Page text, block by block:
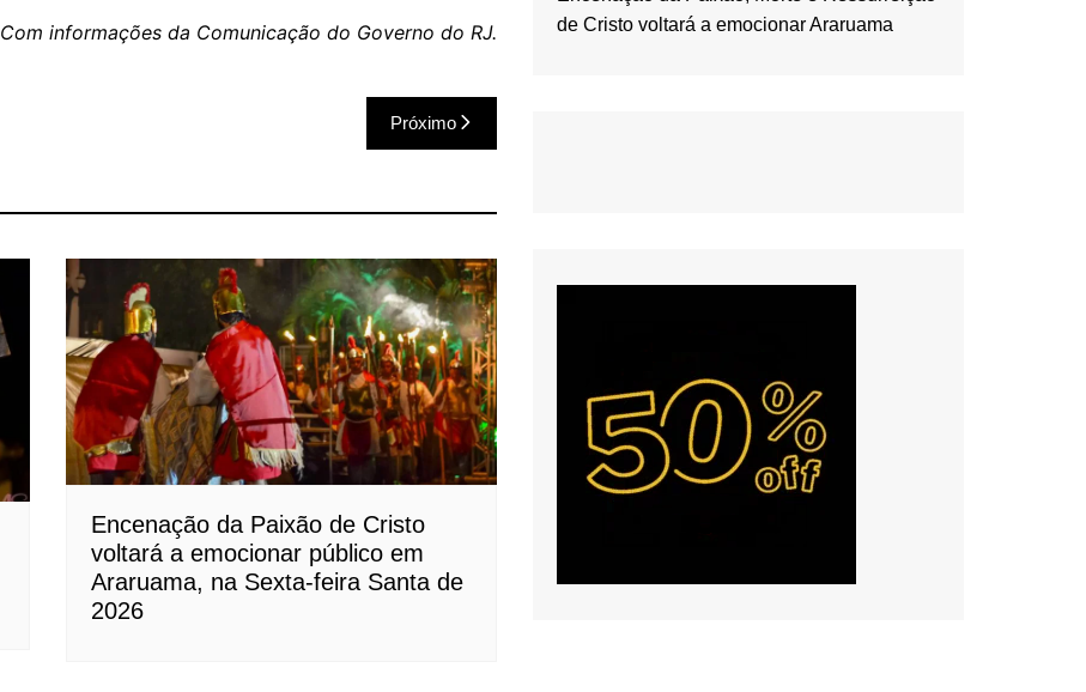
Com informações da Comunicação do Governo do RJ.
Próximo
Encenação da Paixão de Cristo
voltará a emocionar público em
Araruama, na Sexta-feira Santa de
2026
de Cristo voltará a emocionar Araruama